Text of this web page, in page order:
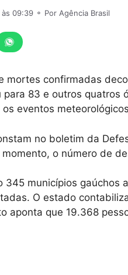
09:39 ⚬ Por Agência Brasil
mortes confirmadas
para 83 e outros quatros
os eventos
no boletim da
o número de
345 municípios gaúchos
O estado
aponta que 19.368